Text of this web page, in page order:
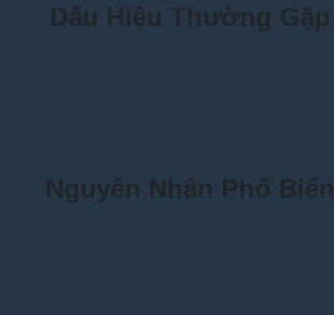
Dấu Hiệu Thường Gặp
Nguyên Nhân Phổ Biến